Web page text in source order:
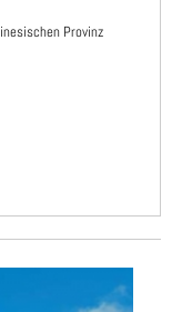
Provinz